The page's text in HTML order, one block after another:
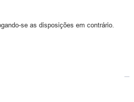
se as disposições em contrário.